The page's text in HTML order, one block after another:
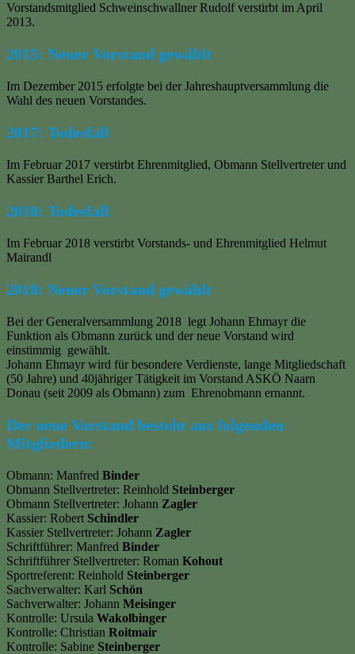
Vorstandsmitglied Schweinschwallner Rudolf verstirbt im April
2013.
2015: Neuer Vorstand gewählt
Im Dezember 2015 erfolgte bei der Jahreshauptversammlung die
Wahl des neuen Vorstandes.
2017: Todesfall
Im Februar 2017 verstirbt Ehrenmitglied, Obmann Stellvertreter und
Kassier Barthel Erich.
2018: Todesfall
Im Februar 2018 verstirbt Vorstands- und Ehrenmitglied Helmut
Mairandl
2018: Neuer Vorstand gewählt
Bei der Generalversammlung 2018 legt Johann Ehmayr die
Funktion als Obmann zurück und der neue Vorstand wird
einstimmig gewählt.
Johann Ehmayr wird für besondere Verdienste, lange Mitgliedschaft
(50 Jahre) und 40jähriger Tätigkeit im Vorstand ASKÖ Naarn
Donau (seit 2009 als Obmann) zum Ehrenobmann ernannt.
Der neue Vorstand besteht aus folgenden
Mitgliedern:
Obmann: Manfred Binder
Obmann Stellvertreter: Reinhold Steinberger
Obmann Stellvertreter: Johann Zagler
Kassier: Robert Schindler
Kassier Stellvertreter: Johann Zagler
Schriftführer: Manfred Binder
Schriftführer Stellvertreter: Roman Kohout
Sportreferent: Reinhold Steinberger
Sachverwalter: Karl Schön
Sachverwalter: Johann Meisinger
Kontrolle: Ursula Wakolbinger
Kontrolle: Christian Roitmair
Kontrolle: Sabine Steinberger